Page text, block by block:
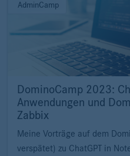
AdminCamp
DominoCamp 2023:
Anwendungen und
Zabbix
Meine Vorträge auf dem
verspätet) zu ChatGPT in